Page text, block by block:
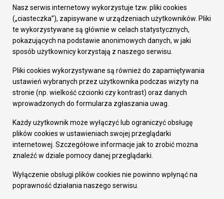
Załatw sprawę
Prezydent Miasta
Rada Miasta
Wydziały
Elektroniczna Skrzynka Podawcza
Gospodarka
Fundusze europejskie
Środki krajowe
Oferty inwestycyjne
Pozostałe
Deklaracja dostępności
Dane osobowe
Dodaj opinię o witrynie
Nasz serwis internetowy wykorzystuje tzw. pliki cookies
(„ciasteczka”), zapisywane w urządzeniach użytkowników. Pliki
te wykorzystywane są głównie w celach statystycznych,
pokazujących na podstawie anonimowych danych, w jaki
sposób użytkownicy korzystają z naszego serwisu.
Pliki cookies wykorzystywane są również do zapamiętywania
ustawień wybranych przez użytkownika podczas wizyty na
stronie (np. wielkość czcionki czy kontrast) oraz danych
wprowadzonych do formularza zgłaszania uwag.
Każdy użytkownik może wyłączyć lub ograniczyć obsługę
plików cookies w ustawieniach swojej przeglądarki
internetowej. Szczegółowe informacje jak to zrobić można
znaleźć w dziale pomocy danej przeglądarki.
Wyłączenie obsługi plików cookies nie powinno wpłynąć na
poprawność działania naszego serwisu.